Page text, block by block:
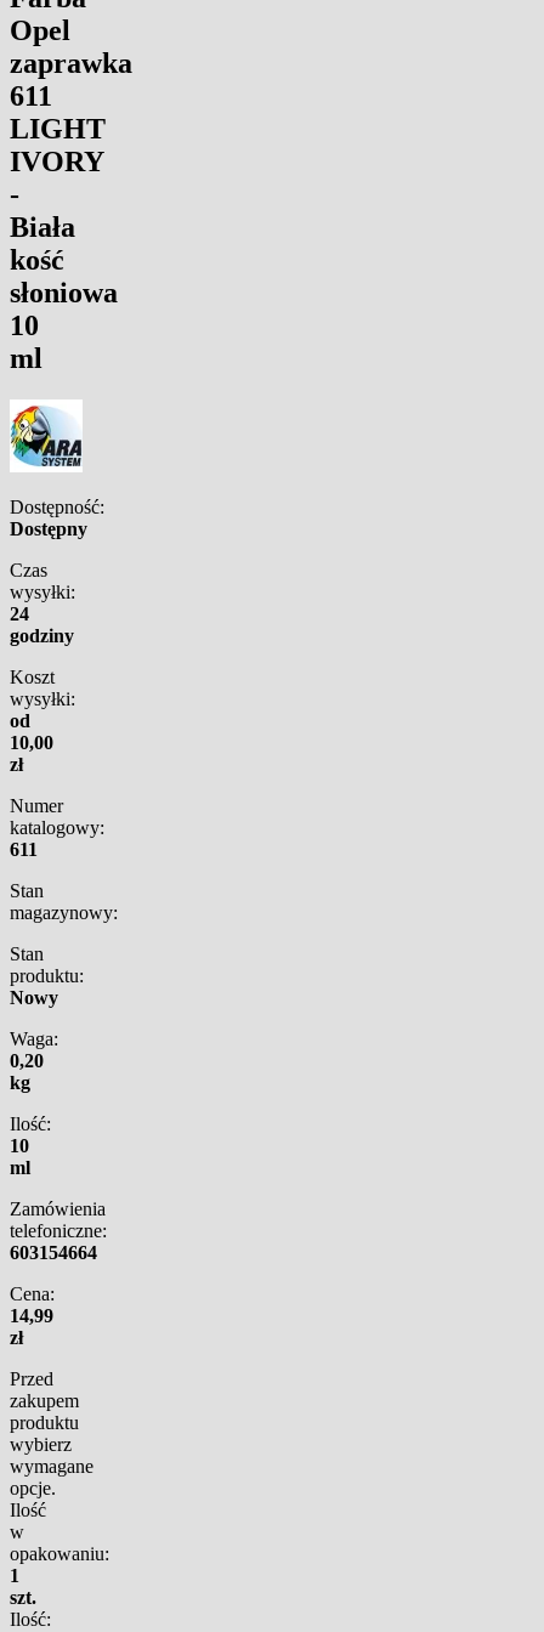
Opel
zaprawka
611
LIGHT
IVORY
-
Biała
kość
słoniowa
10
ml
Dostępność:
Dostępny
Czas
wysyłki:
24
godziny
Koszt
wysyłki:
od
10,00
zł
Numer
katalogowy:
611
Stan
magazynowy:
Stan
produktu:
Nowy
Waga:
0,20
kg
Ilość:
10
ml
Zamówienia
telefoniczne:
603154664
Cena:
14,99
zł
Przed
zakupem
produktu
wybierz
wymagane
opcje.
Ilość
w
opakowaniu:
1
szt.
Ilość: